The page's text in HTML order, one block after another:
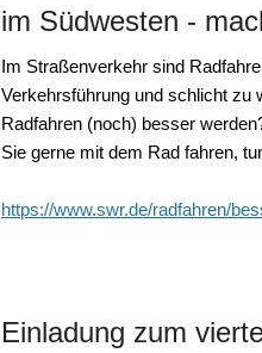
im Südwesten -
Im Straßenverkehr sind
Verkehrsführung und schlicht zu
Radfahren (noch) besser
Sie gerne mit dem Rad fahren,
https://www.swr.de/radfahren/
Einladung zum